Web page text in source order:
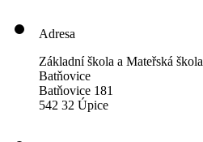
Adresa
Základní škola a Mateřská škola
Batňovice
Batňovice 181
542 32 Úpice